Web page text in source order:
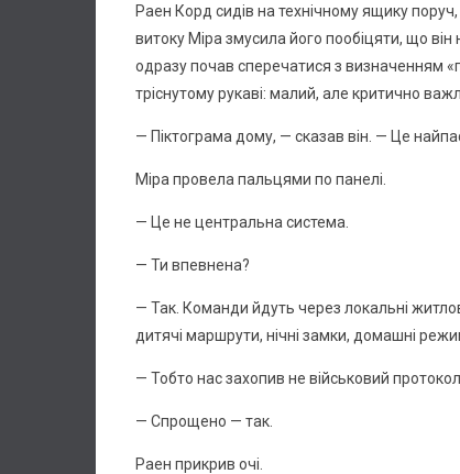
Раен Корд сидів на технічному ящику
витоку Міра змусила його пообіцяти, що
одразу почав сперечатися з визначенням
тріснутому рукаві: малий, але критично
— Піктограма дому, — сказав він. — Це
Міра провела пальцями по панелі.
— Це не центральна система.
— Ти впевнена?
— Так. Команди йдуть через локальні
дитячі маршрути, нічні замки, домашні
— Тобто нас захопив не військовий
— Спрощено — так.
Раен прикрив очі.